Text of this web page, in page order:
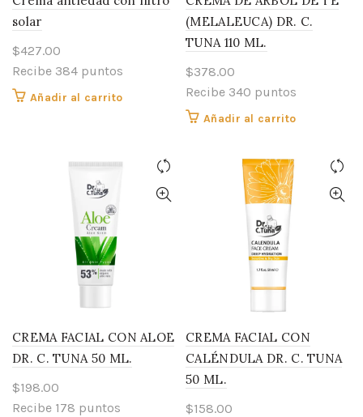
solar
$427.00
Recibe 384 puntos
Añadir al carrito
(MELALEUCA) DR. C.
TUNA 110 ML.
$378.00
Recibe 340 puntos
Añadir al carrito
CREMA FACIAL CON ALOE
DR. C. TUNA 50 ML.
$198.00
Recibe 178 puntos
CREMA FACIAL CON
CALÉNDULA DR. C. TUNA
50 ML.
$158.00